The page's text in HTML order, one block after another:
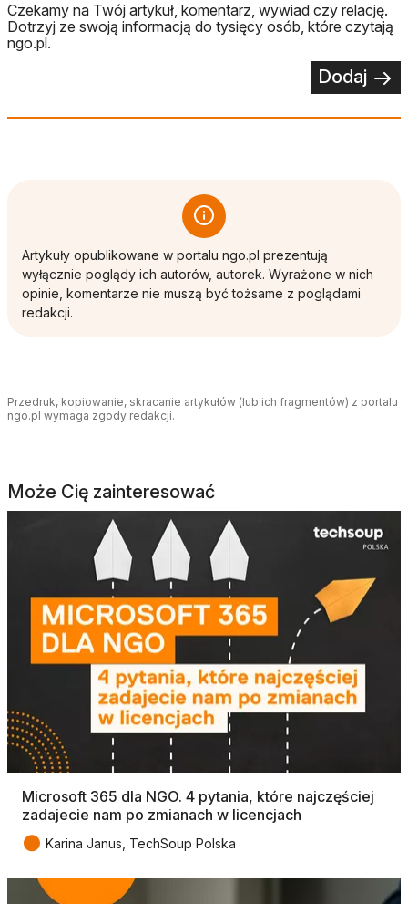
Czekamy na Twój artykuł, komentarz, wywiad czy relację.
Dotrzyj ze swoją informacją do tysięcy osób, które czytają
ngo.pl.
Dodaj
Artykuły opublikowane w portalu ngo.pl prezentują
wyłącznie poglądy ich autorów, autorek. Wyrażone w nich
opinie, komentarze nie muszą być tożsame z poglądami
redakcji.
Przedruk, kopiowanie, skracanie artykułów (lub ich fragmentów) z portalu
ngo.pl wymaga zgody redakcji.
Może Cię zainteresować
Microsoft 365 dla NGO. 4 pytania, które najczęściej
zadajecie nam po zmianach w licencjach
● Karina Janus, TechSoup Polska